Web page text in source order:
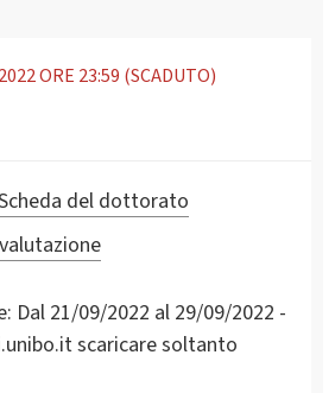
ORE 23:59 (SCADUTO)
del dottorato
Dal 21/09/2022 al 29/09/2022 -
scaricare soltanto